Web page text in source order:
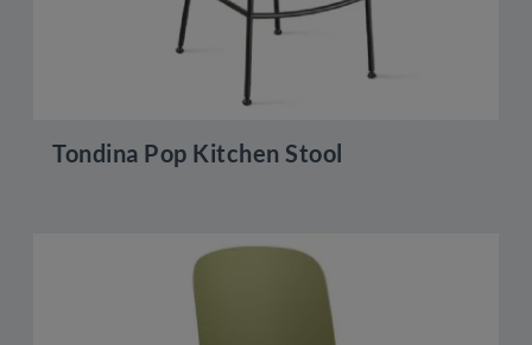
Tondina Pop Kitchen Stool